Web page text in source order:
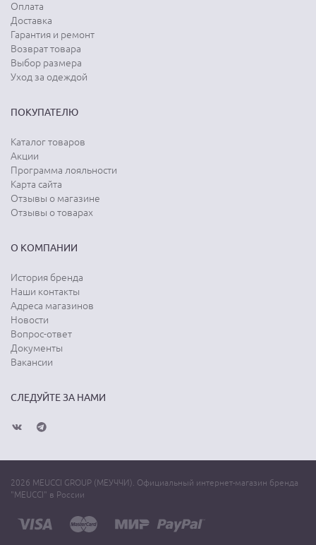
Оплата
Доставка
Гарантия и ремонт
Возврат товара
Выбор размера
Уход за одеждой
ПОКУПАТЕЛЮ
Каталог товаров
Акции
Программа лояльности
Карта сайта
Отзывы о магазине
Отзывы о товарах
О КОМПАНИИ
История бренда
Наши контакты
Адреса магазинов
Новости
Вопрос-ответ
Документы
Вакансии
СЛЕДУЙТЕ ЗА НАМИ
2026 MEUCCI GROUP (МЕУЧЧИ). Официальный интернет-магазин бренда
"MEUCCI" в России